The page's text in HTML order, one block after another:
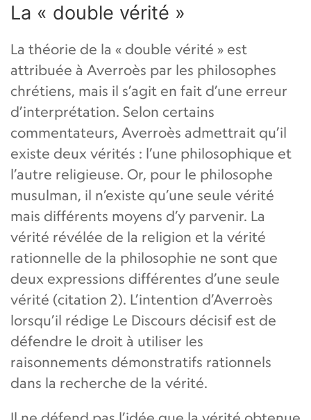
La « double vérité »
La théorie de la « double vérité » est
attribuée à Averroès par les philosophes
chrétiens, mais il s’agit en fait d’une erreur
d’interprétation. Selon certains
commentateurs, Averroès admettrait qu’il
existe deux vérités : l’une philosophique et
l’autre religieuse. Or, pour le philosophe
musulman, il n’existe qu’une seule vérité
mais différents moyens d’y parvenir. La
vérité révélée de la religion et la vérité
rationnelle de la philosophie ne sont que
deux expressions différentes d’une seule
vérité (citation 2). L’intention d’Averroès
lorsqu’il rédige Le Discours décisif est de
défendre le droit à utiliser les
raisonnements démonstratifs rationnels
dans la recherche de la vérité.